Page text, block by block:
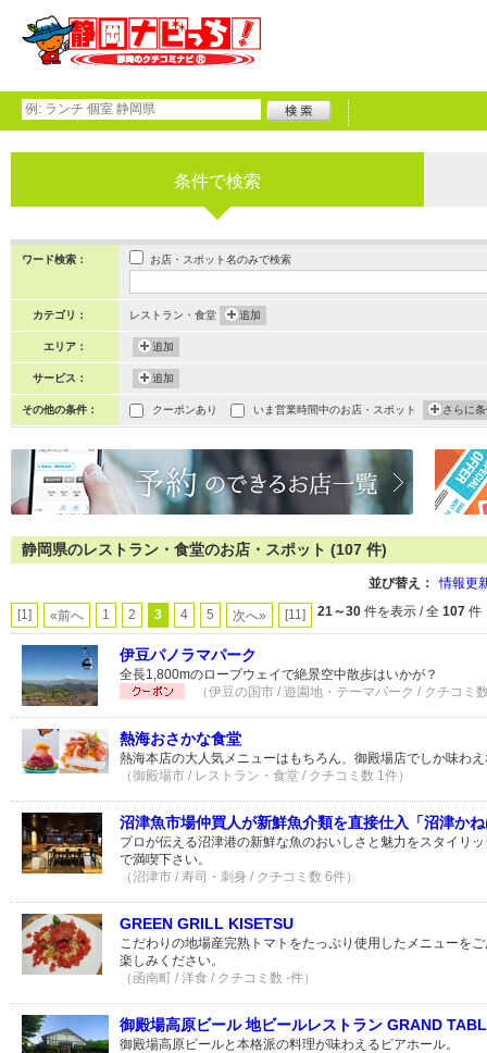
条件で検索
ワード検索： お店・スポット名のみで検索
カテゴリ： レストラン・食堂 追加
エリア： 追加
サービス： 追加
その他の条件： クーポンあり いま営業時間中のお店・スポット さらに
静岡県のレストラン・食堂のお店・スポット (107 件)
並び替え： 情報更
[1] «前へ 1 2 3 4 5 次へ» [11] 21～30 件を表示 / 全 107 件
伊豆パノラマパーク
全長1,800mのロープウェイで絶景空中散歩はいかが？
（伊豆の国市 / 遊園地・テーマパーク / クチコミ
熱海おさかな食堂
熱海本店の大人気メニューはもちろん、御殿場店でしか味わ
（御殿場市 / レストラン・食堂 / クチコミ数 1件）
沼津魚市場仲買人が新鮮魚介類を直接仕入「沼津か
プロが伝える沼津港の新鮮な魚のおいしさと魅力をスタイリ
で満喫下さい。
（沼津市 / 寿司・刺身 / クチコミ数 6件）
GREEN GRILL KISETSU
こだわりの地場産完熟トマトをたっぷり使用したメニューを
楽しみください。
（函南町 / 洋食 / クチコミ数 -件）
御殿場高原ビール 地ビールレストラン GRAND
御殿場高原ビールと本格派の料理が味わえるビアホール。